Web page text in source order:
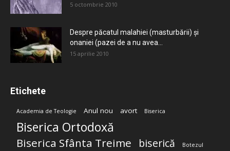
5 octombrie 2010
Despre păcatul malahiei (masturbării) şi
onaniei (pazei de a nu avea...
15 aprilie 2010
Etichete
Academia de Teologie Anul nou avort Biserica
Biserica Ortodoxă
Biserica Sfânta Treime biserică Botezul